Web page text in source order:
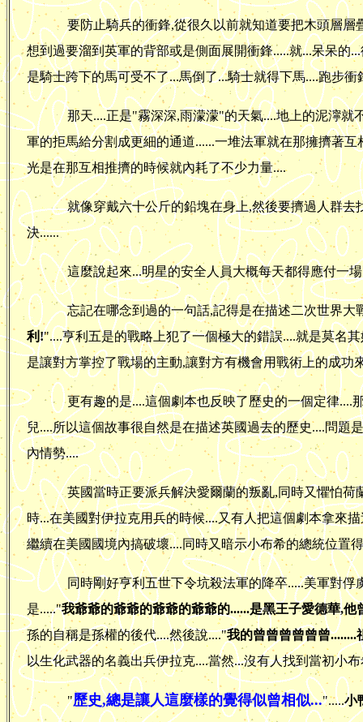
要防止騎兵的衝鋒,從很久以前就知道要把木頭層
想到過要溜到英軍的背部或是側面展開衝鋒.....就...呆呆的
是騎士跨下的馬可受不了...馬倒了...騎士就得下馬....跑步衝
那天....正是"霧深深,雨濛濛"的天氣....地上的泥濘
軍的拒馬給分割成更細的通道......一堆法軍就在那擁擠著
光是在那互相推擠的時候就內耗了不少力量....
就像穿戴六十公斤的鉛塊在身上,然後要擠過人群
決......
這麼說起來...明星的安全人員大概每天都得應付一
忘記在哪念到過的一句話,記得是在描述二次世界大
利!"....亨利五是的戰略上犯了一個極大的錯誤....就是莫名
是讓對方掌控了戰場的主動,讓對方有機會用戰術上的成功
更有趣的是....這個劇本也反映了歷史的一個定律....
兒....所以這個故事很自然是在描述英國過去的歷史....問題
內情勢....
英國當時正要派兵解決愛爾蘭的叛亂,同時又懼怕
時...在美國對伊拉克用兵的時候....又有人把這個劇本拿來
繼續在美國國境內搞破壞....同時又暗示小布希的總統位置
同時剛好亨利五世下令坑殺法軍的降卒.....美軍對
是....."我爺爺的爺爺的爺爺的爺爺的......是黑王子愛德華,他
孫的自稱是孫權的後代....然後說...."我的曾曾曾曾曾曾
以生化武器的名義出兵伊拉克....當然...沒有人找到當初小
"歷史,總是讓人這麼樣的覺得似曾相似...".....小